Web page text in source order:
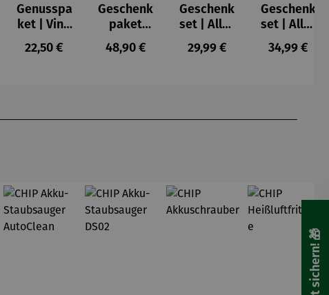
Genusspa
ket | Vino
y Olivas
Regulärer Preis:
22,50 €
Geschenk
paket
Rotwein
3er Set |
Regulärer Preis:
48,90 €
Geschenk
set | Alles
liebe zum
Muttertag
Regulärer Preis:
29,99 €
Geschenk
set | Alles
Liebe zum
Vatertag
Regulärer
34,99 €